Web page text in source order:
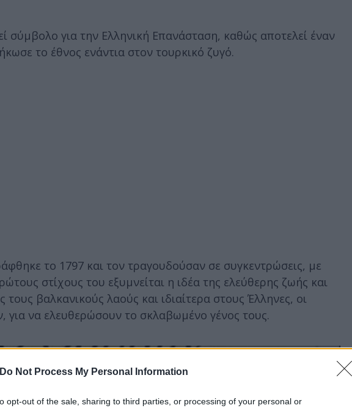
Do Not Process My Personal Information
opt-out of the sale, sharing to third parties, or processing of your personal or
σύμβολο για την Ελληνική Επανάσταση, καθώς αποτελεί έναν
το έθνος ενάντια στον τουρκικό ζυγό.
το 1797 και τον τραγουδούσαν σε συγκεντρώσεις, με
στίχους του εξυμνείται η ιδέα της ελεύθερης ζωής και
βαλκανικούς λαούς και ιδιαίτερα στους Έλληνες, οι
για να ελευθερώσουν το σκλαβωμένο γένος τους.